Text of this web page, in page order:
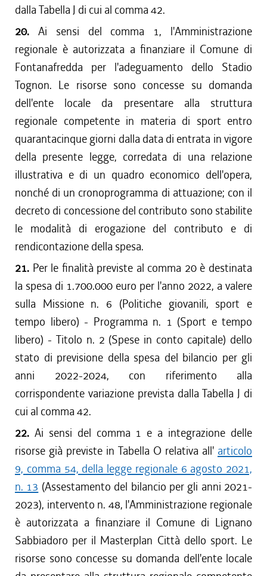
dalla Tabella J di cui al comma 42.
20. Ai sensi del comma 1, l'Amministrazione
regionale è autorizzata a finanziare il Comune di
Fontanafredda per l'adeguamento dello Stadio
Tognon. Le risorse sono concesse su domanda
dell'ente locale da presentare alla struttura
regionale competente in materia di sport entro
quarantacinque giorni dalla data di entrata in vigore
della presente legge, corredata di una relazione
illustrativa e di un quadro economico dell'opera,
nonché di un cronoprogramma di attuazione; con il
decreto di concessione del contributo sono stabilite
le modalità di erogazione del contributo e di
rendicontazione della spesa.
21. Per le finalità previste al comma 20 è destinata
la spesa di 1.700.000 euro per l'anno 2022, a valere
sulla Missione n. 6 (Politiche giovanili, sport e
tempo libero) - Programma n. 1 (Sport e tempo
libero) - Titolo n. 2 (Spese in conto capitale) dello
stato di previsione della spesa del bilancio per gli
anni 2022-2024, con riferimento alla
corrispondente variazione prevista dalla Tabella J di
cui al comma 42.
22. Ai sensi del comma 1 e a integrazione delle
risorse già previste in Tabella O relativa all' articolo
9, comma 54, della legge regionale 6 agosto 2021,
n. 13 (Assestamento del bilancio per gli anni 2021-
2023), intervento n. 48, l'Amministrazione regionale
è autorizzata a finanziare il Comune di Lignano
Sabbiadoro per il Masterplan Città dello sport. Le
risorse sono concesse su domanda dell'ente locale